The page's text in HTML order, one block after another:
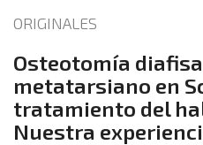
ORIGINALES
Osteotomía
metatarsiano en
tratamiento del
Nuestra